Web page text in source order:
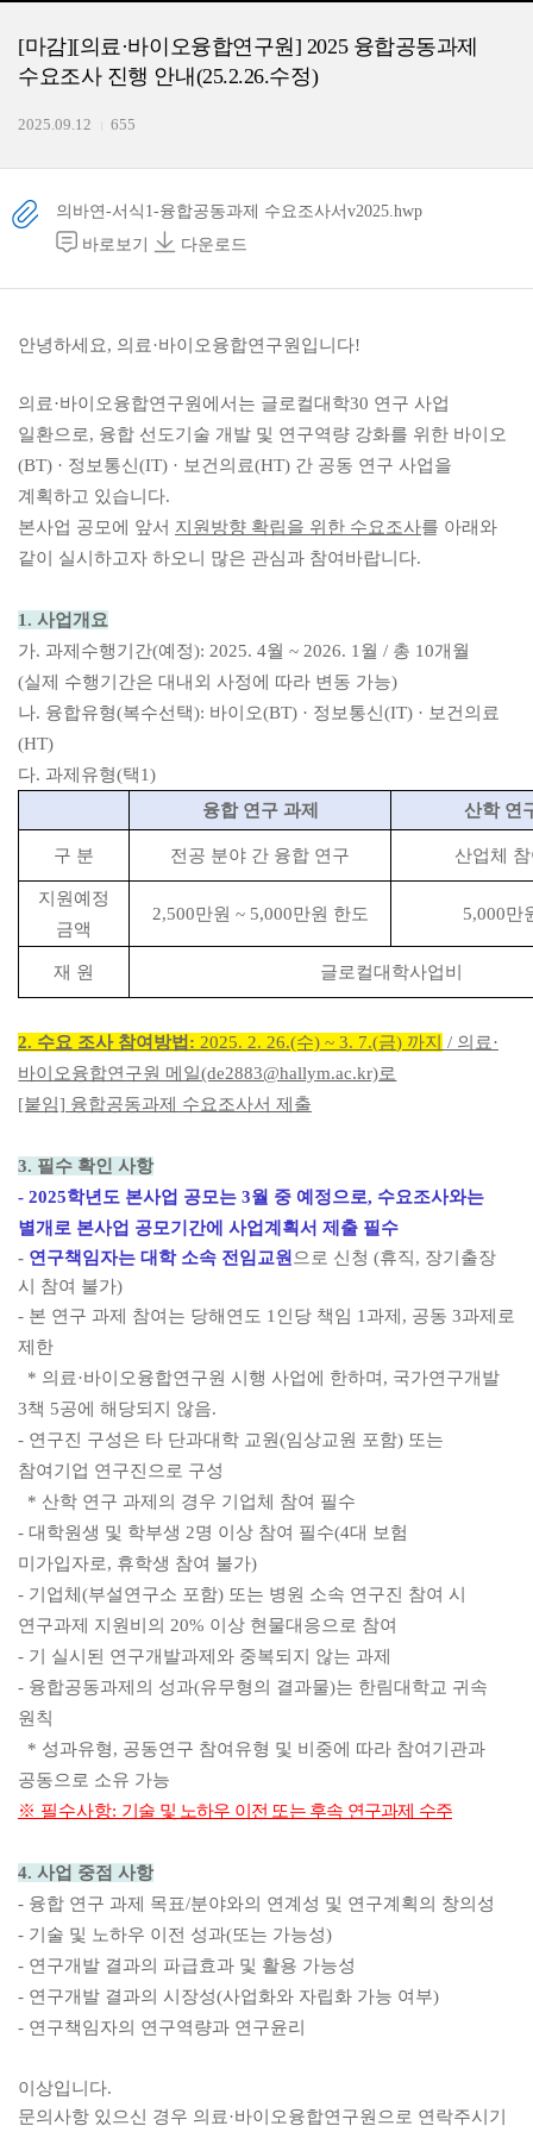
[마감][의료·바이오융합연구원] 2025 융합공동과제
수요조사 진행 안내(25.2.26.수정)
2025.09.12 655
의바연-서식1-융합공동과제 수요조사서v2025.hwp
바로보기
다운로드
안녕하세요, 의료·바이오융합연구원입니다!
의료·바이오융합연구원에서는 글로컬대학30 연구 사업
일환으로, 융합 선도기술 개발 및 연구역량 강화를 위한 바이오
(BT) · 정보통신(IT) · 보건의료(HT) 간 공동 연구 사업을
계획하고 있습니다.
본사업 공모에 앞서 지원방향 확립을 위한 수요조사를 아래와
같이 실시하고자 하오니 많은 관심과 참여바랍니다.
1. 사업개요
가. 과제수행기간(예정): 2025. 4월 ~ 2026. 1월 / 총 10개월
(실제 수행기간은 대내외 사정에 따라 변동 가능)
나. 융합유형(복수선택): 바이오(BT) · 정보통신(IT) · 보건의료
(HT)
다. 과제유형(택1)
융합 연구 과제
산학 연
구 분 전공 분야 간 융합 연구 산업체
지원예정
금액
2,500만원 ~ 5,000만원 한도 5,000만
재 원 글로컬대학사업비
2. 수요 조사 참여방법: 2025. 2. 26.(수) ~ 3. 7.(금) 까지 / 의료·
바이오융합연구원 메일(de2883@hallym.ac.kr)로
[붙임] 융합공동과제 수요조사서 제출
3. 필수 확인 사항
- 2025학년도 본사업 공모는 3월 중 예정으로, 수요조사와는
별개로 본사업 공모기간에 사업계획서 제출 필수
- 연구책임자는 대학 소속 전임교원 으로 신청 (휴직, 장기출장
시 참여 불가)
- 본 연구 과제 참여는 당해연도 1인당 책임 1과제, 공동 3과제로
제한
* 의료·바이오융합연구원 시행 사업에 한하며, 국가연구개발
3책 5공에 해당되지 않음.
- 연구진 구성은 타 단과대학 교원(임상교원 포함) 또는
참여기업 연구진으로 구성
* 산학 연구 과제의 경우 기업체 참여 필수
- 대학원생 및 학부생 2명 이상 참여 필수(4대 보험
미가입자로, 휴학생 참여 불가)
- 기업체 (부설연구소 포함) 또는 병원 소속 연구진 참여 시
연구과제 지원비의 20% 이상 현물대응으로 참여
- 기 실시된 연구개발과제와 중복되지 않는 과제
- 융합공동과제의 성과(유무형의 결과물)는 한림대학교 귀속
원칙
* 성과유형, 공동연구 참여유형 및 비중에 따라 참여기관과
공동으로 소유 가능
※ 필수사항: 기술 및 노하우 이전 또는 후속 연구과제 수주
4. 사업 중점 사항
- 융합 연구 과제 목표/분야와의 연계성 및 연구계획의 창의성
- 기술 및 노하우 이전 성과(또는 가능성)
- 연구개발 결과의 파급효과 및 활용 가능성
- 연구개발 결과의 시장성(사업화와 자립화 가능 여부)
- 연구책임자의 연구역량과 연구윤리
이상입니다.
문의사항 있으신 경우 의료·바이오융합연구원으로 연락주시기